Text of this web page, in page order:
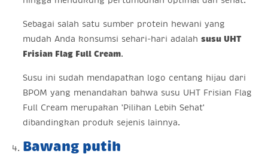
Sebagai salah satu sumber protein hewani yang
mudah Anda konsumsi sehari-hari adalah susu UHT
Frisian Flag Full Cream.
Susu ini sudah mendapatkan logo centang hijau dari
BPOM yang menandakan bahwa susu UHT Frisian Flag
Full Cream merupakan 'Pilihan Lebih Sehat'
dibandingkan produk sejenis lainnya.
Bawang putih